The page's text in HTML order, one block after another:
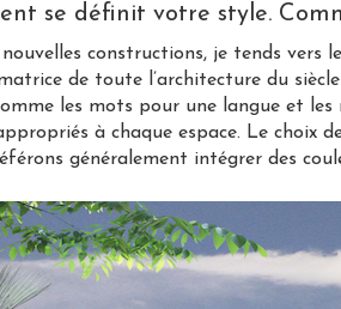
se définit votre style.
nouvelles constructions, je tends
de toute l’architecture du
les mots pour une langue et
à chaque espace. Le choix
généralement intégrer des